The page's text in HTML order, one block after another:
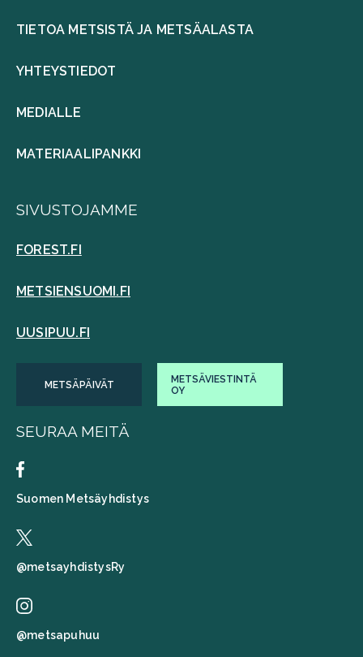
TIETOA METSISTÄ JA METSÄALASTA
YHTEYSTIEDOT
MEDIALLE
MATERIAALIPANKKI
SIVUSTOJAMME
FOREST.FI
METSIENSUOMI.FI
UUSIPUU.FI
METSÄPÄIVÄT
METSÄVIESTINTÄ
OY
SEURAA MEITÄ
Suomen Metsäyhdistys
@metsayhdistysRy
@metsapuhuu